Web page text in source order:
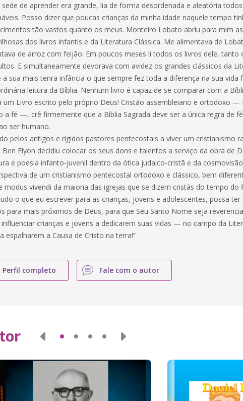
sede de aprender era grande, lia de forma desordenada e aleatória
Posso dizer que poucas crianças da minha idade naquele tempo
tão vastos quanto os meus. Monteiro Lobato abriu para mim
dos livros infantis e da Literatura Clássica. Me alimentava de
de arroz com feijão. Em poucos meses li todos os livros dele, tanto
E simultaneamente devorava com avidez os grandes clássicos da
a sua mais tenra infância o que sempre fez toda a diferença na sua vida
leitura da Bíblia. Nenhum livro é capaz de se comparar com a
um Livro escrito pelo próprio Deus! Cristão assembleiano e ortodoxo —
a fé —, crê firmemente que a Bíblia Sagrada deve ser a única regra de
ser humano.
pelos antigos e rígidos pastores pentecostais a viver um cristianismo
Ben Elyon decidiu colocar os seus dons e talentos a serviço da obra de
e poesia infanto-juvenil dentro da ótica judaico-cristã e da
de um cristianismo pentecostal ortodoxo e clássico, bem
modus vivendi da maioria das igrejas que se dizem cristãs do tempo do
o que eu escrever para as crianças, jovens e adolescentes, possa
para mais próximos de Deus, para que Seu Santo Nome seja
crianças e jovens a dedicarem suas vidas — no campo da
espalharem a Causa de Cristo na terra!”
Perfil completo Fale com o autor